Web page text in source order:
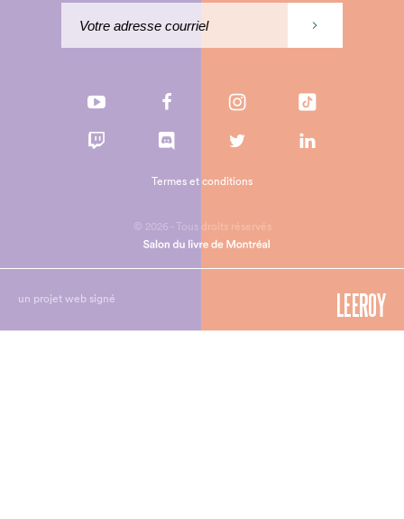
© 2026 - Tous droits réservés
Termes et conditions
un projet web signé